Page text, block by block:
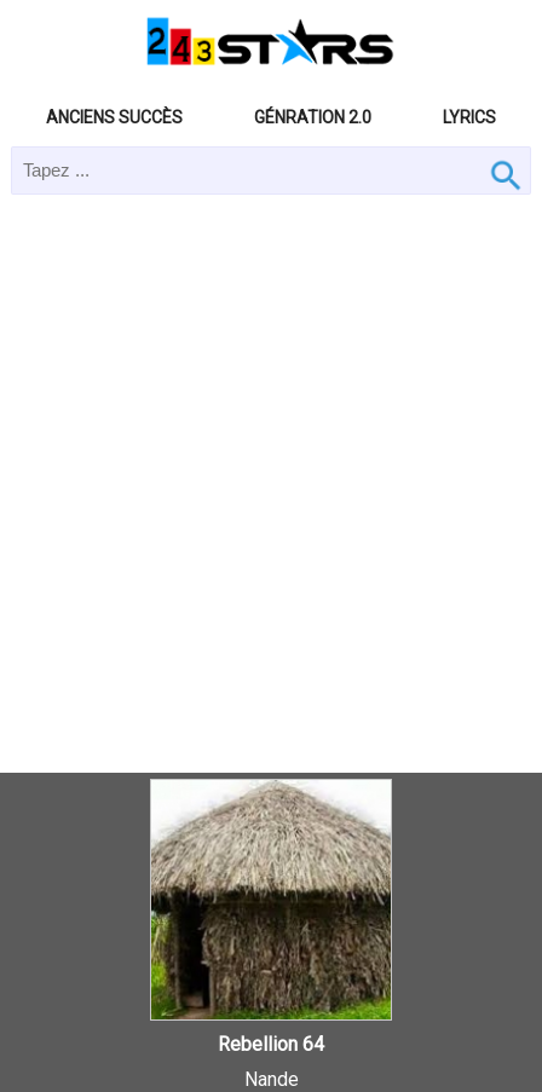
ANCIENS SUCCÈS GÉNRATION 2.0 LYRICS
Rebellion 64
Nande